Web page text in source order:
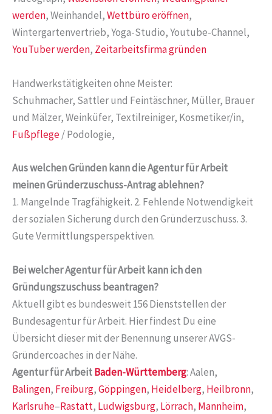
werden, Weinhandel,Wettbüro eröffnen,
Wintergartenvertrieb, Yoga-Studio, Youtube-Channel,
YouTuber werden, Zeitarbeitsfirma gründen
Handwerkstätigkeiten ohne Meister:
Schuhmacher, Sattler und Feintäschner, Müller, Brauer
und Mälzer, Weinküfer, Textilreiniger, Kosmetiker/in,
Fußpflege/ Podologie,
Aus welchen Gründen kann die Agentur für Arbeit
meinen Gründerzuschuss-Antrag ablehnen?
1. Mangelnde Tragfähigkeit. 2. Fehlende Notwendigkeit
der sozialen Sicherung durch den Gründerzuschuss. 3.
Gute Vermittlungsperspektiven.
Bei welcher Agentur für Arbeit kann ich den
Gründungszuschuss beantragen?
Aktuell gibt es bundesweit 156 Dienststellen der
Bundesagentur für Arbeit. Hier findest Du eine
Übersicht dieser mit der Benennung unserer AVGS-
Gründercoaches in der Nähe.
Agentur für ArbeitBaden-Württemberg: Aalen,
Balingen, Freiburg,Göppingen, Heidelberg, Heilbronn,
Karlsruhe–Rastatt, Ludwigsburg, Lörrach, Mannheim,